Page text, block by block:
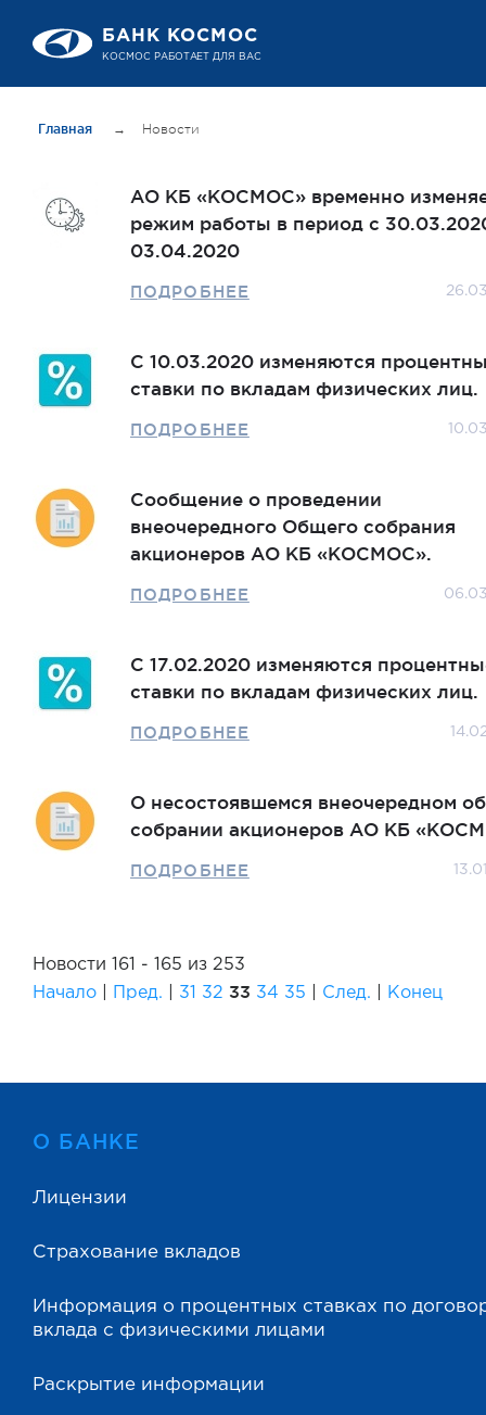
БАНК КОСМОС
Главная → Новости
АО КБ «КОСМОС» временно
режим работы в период с
03.04.2020
ПОДРОБНЕЕ
С 10.03.2020 изменяются
ставки по вкладам физических лиц.
ПОДРОБНЕЕ
Сообщение о проведении
внеочередного Общего собрания
акционеров АО КБ «КОСМОС».
ПОДРОБНЕЕ
С 17.02.2020 изменяются
ставки по вкладам физических лиц.
ПОДРОБНЕЕ
О несостоявшемся внеочередном
собрании акционеров АО КБ
ПОДРОБНЕЕ
Новости 161 - 165 из 253
Начало
Пред. 31 32 33 34 35 След. Конец
О БАНКЕ
Лицензии
Страхование вкладов
Информация о процентных ставках по
вклада с физическими лицами
Раскрытие информации